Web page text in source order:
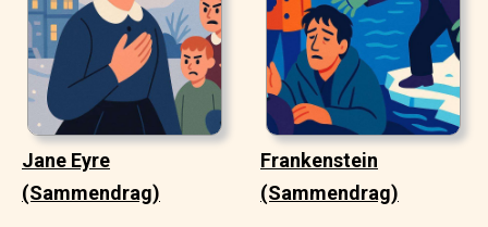
Jane Eyre
(Sammendrag)
Frankenstein
(Sammendrag)